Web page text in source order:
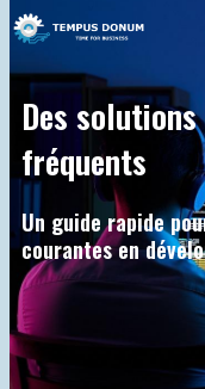
Aller
au
contenu
Des
fréquents
Un guide rapide
courantes en